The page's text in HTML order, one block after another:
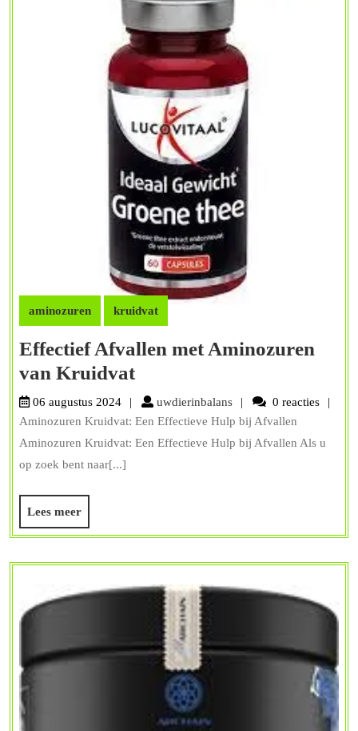
aminozuren kruidvat
Effectief Afvallen met Aminozuren
van KruidvatEffectief
Afvallen
met
Aminozuren
06 augustus 2024 uwdierinbalansuwdierinbalans
0 reacties
Aminozuren Kruidvat: Een Effectieve Hulp bij Afvallen
Aminozuren Kruidvat: Een Effectieve Hulp bij Afvallen Als u
op zoek bent naar[...]
Lees meerLees
meer